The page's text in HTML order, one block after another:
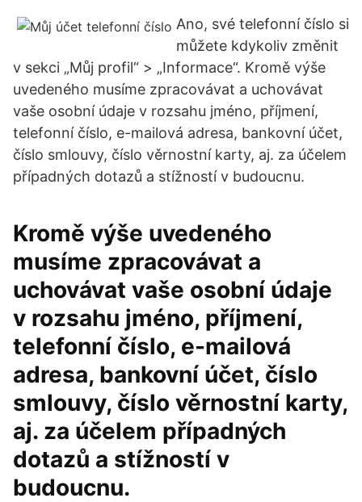
Ano, své telefonní číslo si
můžete kdykoliv změnit
v sekci „Můj profil“ > „Informace“. Kromě výše
uvedeného musíme zpracovávat a uchovávat
vaše osobní údaje v rozsahu jméno, příjmení,
telefonní číslo, e-mailová adresa, bankovní účet,
číslo smlouvy, číslo věrnostní karty, aj. za účelem
případných dotazů a stížností v budoucnu.
Kromě výše uvedeného
musíme zpracovávat a
uchovávat vaše osobní údaje
v rozsahu jméno, příjmení,
telefonní číslo, e-mailová
adresa, bankovní účet, číslo
smlouvy, číslo věrnostní karty,
aj. za účelem případných
dotazů a stížností v
budoucnu.